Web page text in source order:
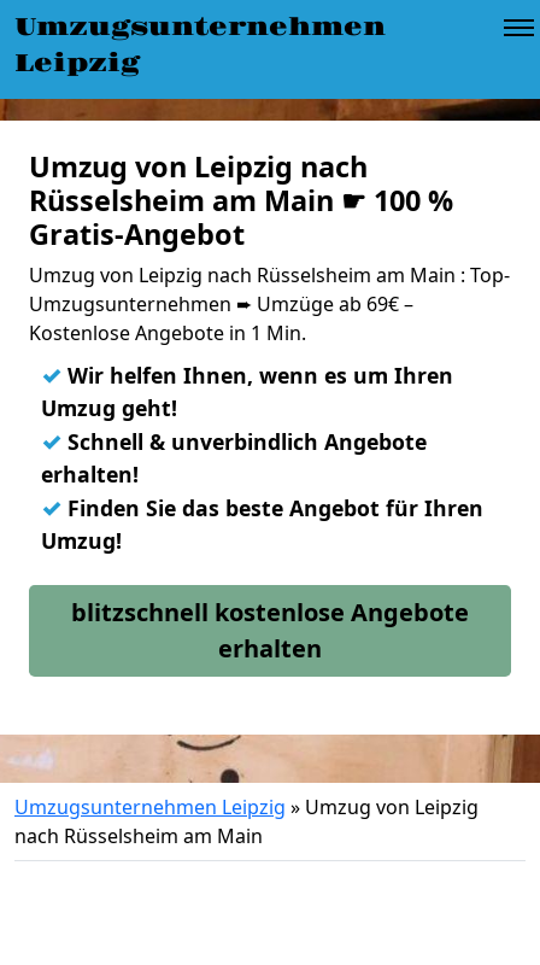
Umzugsunternehmen
Leipzig
Umzug von Leipzig nach
Rüsselsheim am Main ☛ 100 %
Gratis-Angebot
Umzug von Leipzig nach Rüsselsheim am Main : Top-
Umzugsunternehmen ➨ Umzüge ab 69€ –
Kostenlose Angebote in 1 Min.
✓ Wir helfen Ihnen, wenn es um Ihren
Umzug geht!
✓ Schnell & unverbindlich Angebote
erhalten!
✓ Finden Sie das beste Angebot für Ihren
Umzug!
blitzschnell kostenlose Angebote
erhalten
Umzugsunternehmen Leipzig » Umzug von Leipzig
nach Rüsselsheim am Main